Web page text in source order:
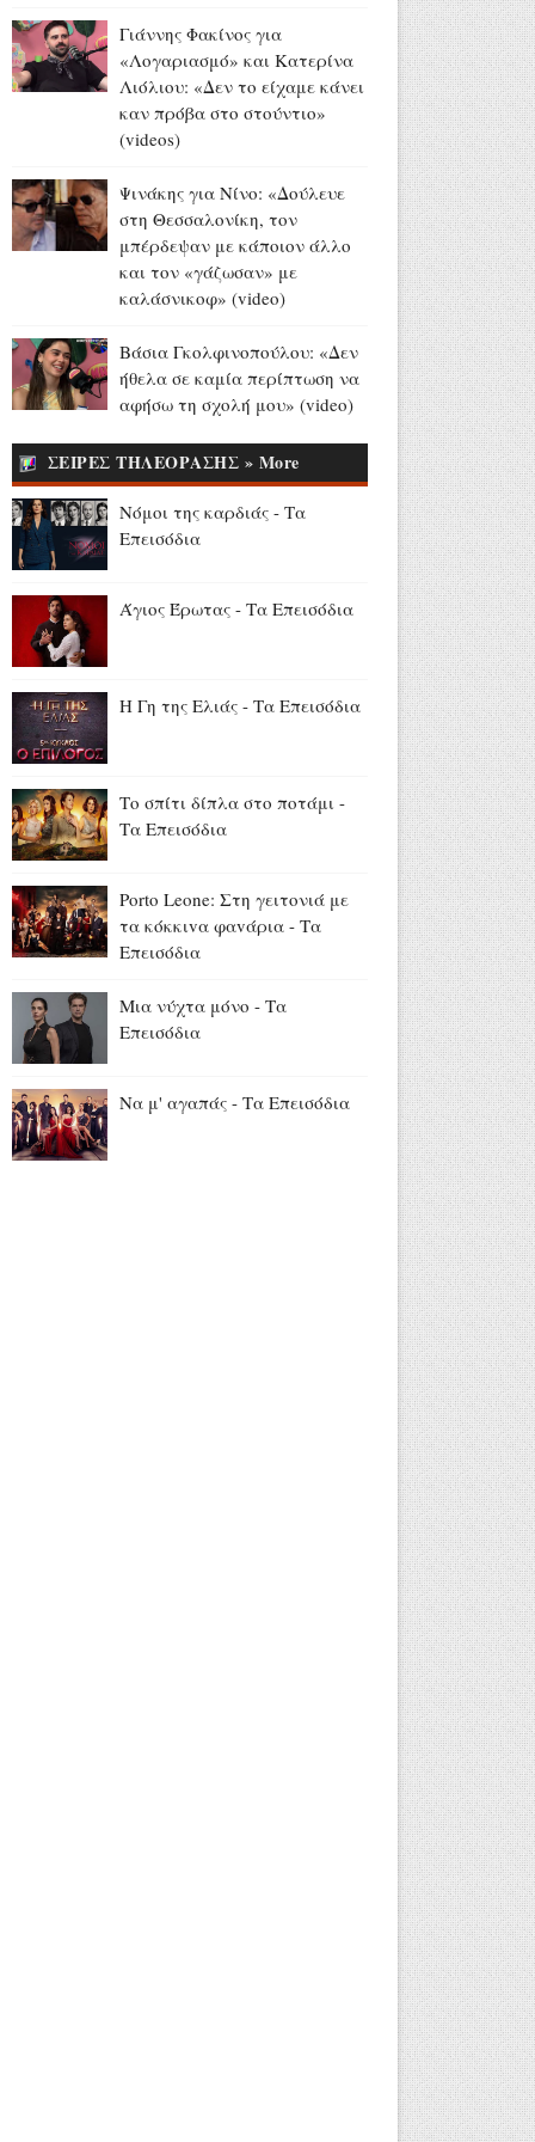
Το εντυπωσιακό δαχτυλίδι
αρραβώνων της
τραγουδίστριας (videos+photo)
Αύγουστος 07, 2026
έφυγε από τη ζωή ο
«Χοντρός» της μεγάλης
οθόνης (video+photo)
Αύγουστος 07, 2026
13 και 15 Αυγούστου: Η ΕΡΤ
Δεκαπενταύγουστο και την
επέτειο των 65 ετών
Ιερωσύνης του Οικουμενικού
Πατριάρχου
Αύγουστος 07, 2026
Mike: Τροχαίο για τον ράπερ -
«Δεν θα μπορέσω να εργαστώ
άγγελος όσων έχουν την τύχη
να βρίσκονται κοντά του»
Ο Πέτρος Πολυχρονίδης στο
Αύγουστος 06, 2026
Βλαδίμηρος Κυριακίδης: «Ο
ανθρώπου» (video)
Αύγουστος 06, 2026
Γιάννης Φακίνος για
«Λογαριασμό» και Κατερίνα
Λιόλιου: «Δεν το είχαμε κάνει
καν πρόβα στο στούντιο»
(videos)
Ψινάκης για Νίνο: «Δούλευε
στη Θεσσαλονίκη, τον
μπέρδεψαν με κάποιον άλλο
και τον «γάζωσαν» με
καλάσνικοφ» (video)
Βάσια Γκολφινοπούλου: «Δεν
ήθελα σε καμία περίπτωση να
αφήσω τη σχολή μου» (video)
ΣΕΙΡΕΣ ΤΗΛΕΟΡΑΣΗΣ » More
Νόμοι της καρδιάς - Τα
Επεισόδια
Άγιος Έρωτας - Τα Επεισόδια
Η Γη της Ελιάς - Τα Επεισόδια
Το σπίτι δίπλα στο ποτάμι -
Τα Επεισόδια
Porto Leone: Στη γειτονιά με
τα κόκκιvα φαvάρια - Τα
Επεισόδια
Μια νύχτα μόνο - Τα
Επεισόδια
Να μ' αγαπάς - Τα Επεισόδια